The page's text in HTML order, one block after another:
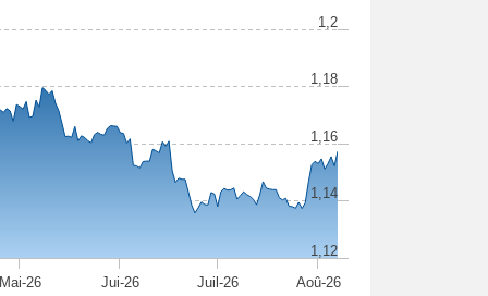
Mai-26 Jui-26 Juil-26 Aoû-26
1,12
1,14
1,16
1,18
1,2